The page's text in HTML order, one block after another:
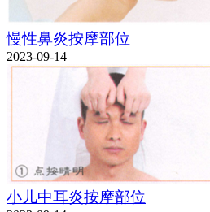
慢性鼻炎按摩部位
2023-09-14
小儿中耳炎按摩部位